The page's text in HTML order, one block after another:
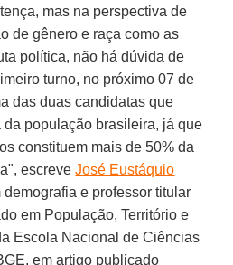
mas na perspectiva de
de gênero e raça como as
política, não há dúvida de
turno, no próximo 07 de
das duas candidatas que
da população brasileira, já que
constituem mais de 50% da
escreveJosé Eustáquio
demografia e professor titular
em População, Território e
Escola Nacional de Ciências
em artigo publicado